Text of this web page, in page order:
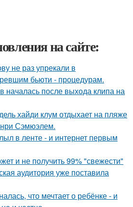
на сайте:
не раз упрекали в
бьюти - процедурам.
началась после выхода клипа на
хайди клум отдыхает на пляже
Сэмюэлем.
в ленте - и интернет первым
и не получить 99% "свежести"
аудитория уже поставила
что мечтает о ребёнке - и